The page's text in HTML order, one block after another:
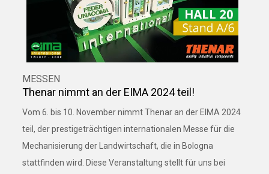
MESSEN
Thenar nimmt an der EIMA 2024 teil!
Vom 6. bis 10. November nimmt Thenar an der EIMA 2024
teil, der prestigeträchtigen internationalen Messe für die
Mechanisierung der Landwirtschaft, die in Bologna
stattfinden wird. Diese Veranstaltung stellt für uns bei